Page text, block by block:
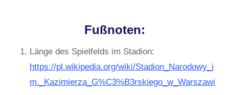
Fußnoten:
Länge des Spielfelds im Stadion:
https://pl.wikipedia.org/wiki/Stadion_Narodowy_i
m._Kazimierza_G%C3%B3rskiego_w_Warszawi